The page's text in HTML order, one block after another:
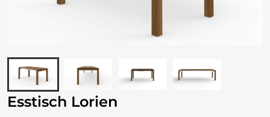
Esstisch Lorien